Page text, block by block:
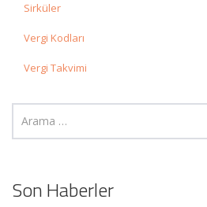
Sirküler
Vergi Kodları
Vergi Takvimi
Son Haberler